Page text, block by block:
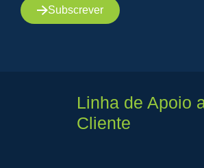
Subscrever
Linha de Apoio
Cliente